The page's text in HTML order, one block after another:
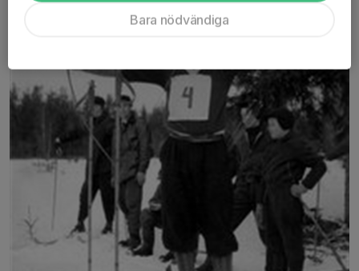
Bara nödvändiga